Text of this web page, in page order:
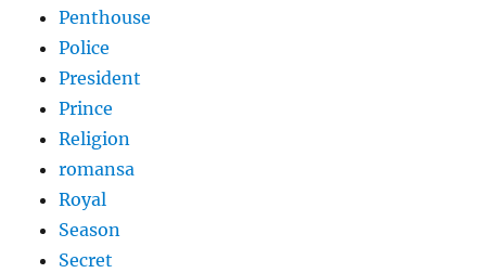
Penthouse
Police
President
Prince
Religion
romansa
Royal
Season
Secret